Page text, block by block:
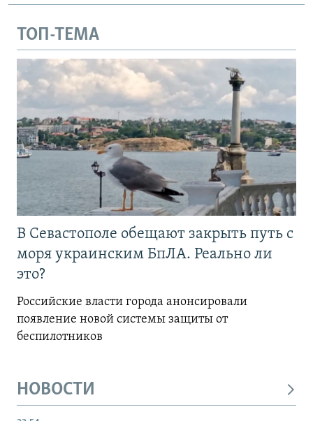
ТОП-ТЕМА
В Севастополе обещают закрыть путь с
моря украинским БпЛА. Реально ли
это?
Российские власти города анонсировали
появление новой системы защиты от
беспилотников
НОВОСТИ